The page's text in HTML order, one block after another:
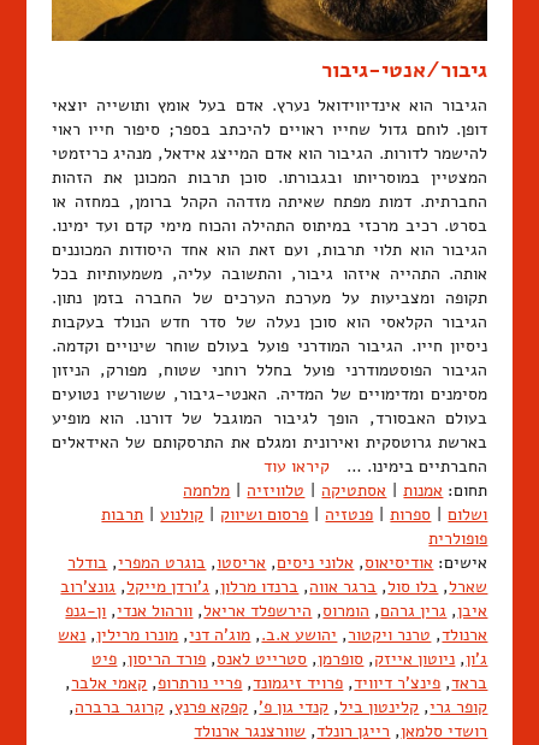
גיבור/אנטי-גיבור
הגיבור הוא אינדיווידואל נערץ. אדם בעל אומץ ותושייה יוצאי
דופן. לוחם גדול שחייו ראויים להיכתב בספר; סיפור חייו ראוי
להישמר לדורות. הגיבור הוא אדם המייצג אידאל, מנהיג כריזמטי
המצטיין במוסריותו ובגבורתו. סוכן תרבות המכונן את הזהות
החברתית. דמות מפתח שאיתה מזדהה הקהל ברומן, במחזה או
בסרט. רכיב מרכזי במיתוס התהילה והכוח מימי קדם ועד ימינו.
הגיבור הוא תלוי תרבות, ועם זאת הוא אחד היסודות המכוננים
אותה. התהייה איזהו גיבור, והתשובה עליה, משמעותיות בכל
תקופה ומצביעות על מערכת הערכים של החברה בזמן נתון.
הגיבור הקלאסי הוא סוכן נעלה של סדר חדש הנולד בעקבות
ניסיון חייו. הגיבור המודרני פועל בעולם שוחר שינויים וקדמה.
הגיבור הפוסטמודרני פועל בחלל רוחני שטוח, מפורק, הניזון
מסימנים ומדימויים של המדיה. האנטי-גיבור, ששורשיו נטועים
בעולם האבסורד, הופך לגיבור המוגבל של דורנו. הוא מופיע
בארשת גרוטסקית ואירונית ומגלם את התרסקותם של האידאלים
החברתיים בימינו. … קיראו עוד
תחום: אמנות אסתטיקה טלוויזיה
מלחמה
ושלום
ספרות פנטזיה פרסום ושיווק קולנוע
תרבות
פופולרית
אישים: אודיסיאוס, אלוני ניסים, אריסטו, בוגרט המפרי, בודלר
שארל, בלו סול, ברגר אווה, ברנדו מרלון, ג'ורדן מייקל, גונצ'רוב
איבן, גרין גרהם, הומרוס, הירשפלד אריאל, וורהול אנדי, ון-גנפ
ארנולד, טרנר ויקטור, יהושע א.ב., מוג'ה דני, מונרו מרילין, נאש
ג'ון, ניוטון אייזק, סופרמן, סטרייט לאנס, פורד הריסון, פיט
בראד, פינצ'ר דיוויד, פרויד זיגמונד, פריי נורתרופ, קאמי אלבר,
קופר גרי, קלינטון ביל, קנדי גון פ', קפקא פרנץ, קרוגר ברברה,
רושדי סלמאן, רייגן רונלד, שוורצנגר ארנולד